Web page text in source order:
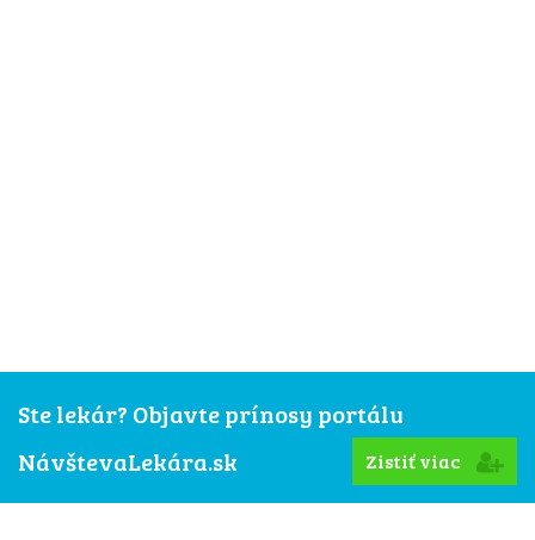
Ste lekár? Objavte prínosy portálu
NávštevaLekára.sk
Zistiť viac